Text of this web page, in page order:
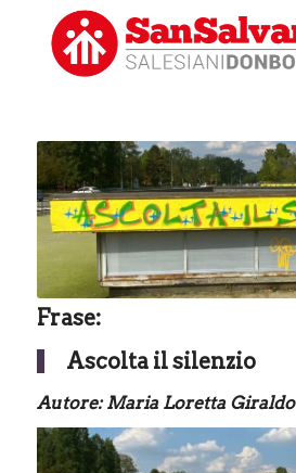
Frase:
Ascolta il silenzio
Autore: Maria Loretta Giraldo